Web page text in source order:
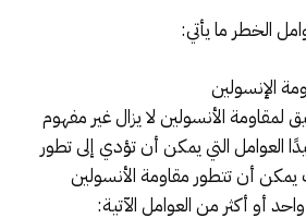
الخطر ما يأتي:
الأنسولين لا يزال غير مفهوم
العوامل التي يمكن أن تؤدي إلى تطور
أن تتطور مقاومة الأنسولين
أو أكثر من العوامل الآتية: